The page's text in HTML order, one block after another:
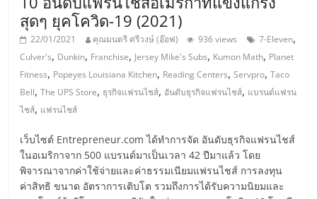
แฟ
รน
ไชส์
ขาย
สุดๆ ยุคโควิด-19 (2021)
22/01/2021 คุณมนตรี ศรีวงษ์ (อ๊อฟ) 936 views 7-Eleven,
Culver's, Dunkin, Franchise, Jersey Mike's Subs, Kumon Math, Planet
Fitness, Popeyes Louisiana Kitchen, Reading Centers,Servpro,Taco
Bell,The UPS Store, ธุรกิจแฟรนไชส์, อันดับธุรกิจแฟรนไชส์, แบรนด์แฟรน
ไชส์, แฟรนไชส์
เว็บไซต์ Entrepreneur.com ได้ทำการจัด อันดับธุรกิจแฟรนไชส์
ในอเมริกาจาก 500 แบรนด์มาเป็นเวลา 42 ปีมาแล้ว โดย
พิจารณาจากค่าใช้จ่ายและค่าธรรมเนียมแฟรนไชส์ การลงทุน
ค่าสิทธิ ขนาด อัตราการเติบโต รวมถึงการได้รับความนิยมและ